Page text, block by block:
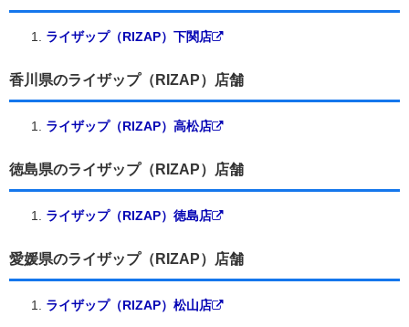
ライザップ（RIZAP）下関店
香川県のライザップ（RIZAP）店舗
ライザップ（RIZAP）高松店
徳島県のライザップ（RIZAP）店舗
ライザップ（RIZAP）徳島店
愛媛県のライザップ（RIZAP）店舗
ライザップ（RIZAP）松山店